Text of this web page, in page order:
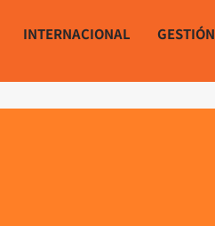
INTERNACIONAL GESTIÓN